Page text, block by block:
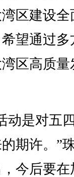
区建设
望通过
区高质
是对五四
期许。”
今后要